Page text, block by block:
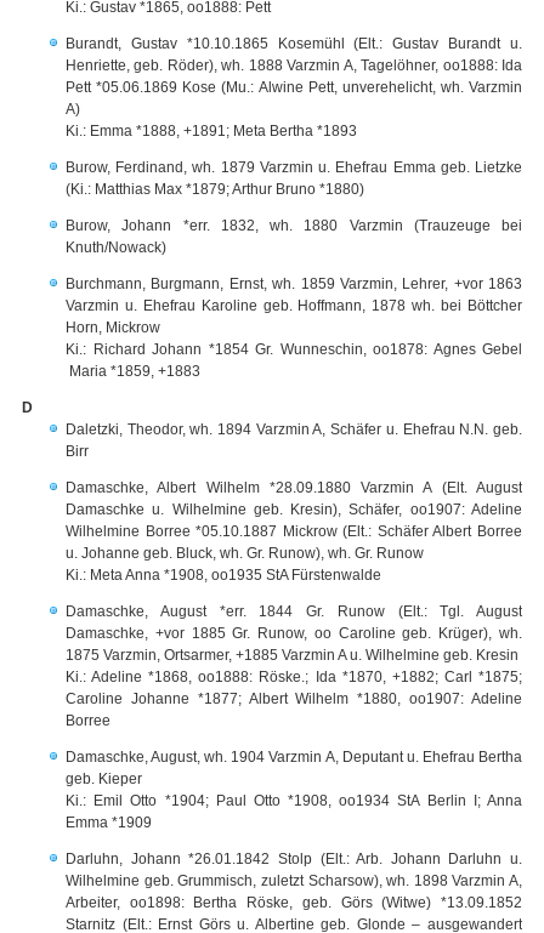
Ki.: Gustav *1865, oo1888: Pett
Burandt, Gustav *10.10.1865 Kosemühl (Elt.: Gustav Burandt u.
Henriette, geb. Röder), wh. 1888 Varzmin A, Tagelöhner, oo1888: Ida
Pett *05.06.1869 Kose (Mu.: Alwine Pett, unverehelicht, wh. Varzmin
A)
Ki.: Emma *1888, +1891; Meta Bertha *1893
Burow, Ferdinand, wh. 1879 Varzmin u. Ehefrau Emma geb. Lietzke
(Ki.: Matthias Max *1879; Arthur Bruno *1880)
Burow, Johann *err. 1832, wh. 1880 Varzmin (Trauzeuge bei
Knuth/Nowack)
Burchmann, Burgmann, Ernst, wh. 1859 Varzmin, Lehrer, +vor 1863
Varzmin u. Ehefrau Karoline geb. Hoffmann, 1878 wh. bei Böttcher
Horn, Mickrow
Ki.: Richard Johann *1854 Gr. Wunneschin, oo1878: Agnes Gebel
Maria *1859, +1883
D
Daletzki, Theodor, wh. 1894 Varzmin A, Schäfer u. Ehefrau N.N. geb.
Birr
Damaschke, Albert Wilhelm *28.09.1880 Varzmin A (Elt. August
Damaschke u. Wilhelmine geb. Kresin), Schäfer, oo1907: Adeline
Wilhelmine Borree *05.10.1887 Mickrow (Elt.: Schäfer Albert Borree
u. Johanne geb. Bluck, wh. Gr. Runow), wh. Gr. Runow
Ki.: Meta Anna *1908, oo1935 StA Fürstenwalde
Damaschke, August *err. 1844 Gr. Runow (Elt.: Tgl. August
Damaschke, +vor 1885 Gr. Runow, oo Caroline geb. Krüger), wh.
1875 Varzmin, Ortsarmer, +1885 Varzmin A u. Wilhelmine geb. Kresin
Ki.: Adeline *1868, oo1888: Röske.; Ida *1870, +1882; Carl *1875;
Caroline Johanne *1877; Albert Wilhelm *1880, oo1907: Adeline
Borree
Damaschke, August, wh. 1904 Varzmin A, Deputant u. Ehefrau Bertha
geb. Kieper
Ki.: Emil Otto *1904; Paul Otto *1908, oo1934 StA Berlin I; Anna
Emma *1909
Darluhn, Johann *26.01.1842 Stolp (Elt.: Arb. Johann Darluhn u.
Wilhelmine geb. Grummisch, zuletzt Scharsow), wh. 1898 Varzmin A,
Arbeiter, oo1898: Bertha Röske, geb. Görs (Witwe) *13.09.1852
Starnitz (Elt.: Ernst Görs u. Albertine geb. Glonde – ausgewandert